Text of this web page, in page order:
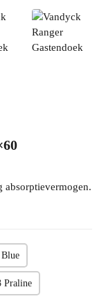
absorptievermogen.
Praline